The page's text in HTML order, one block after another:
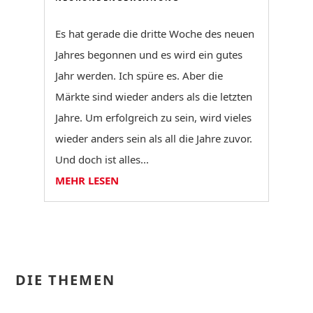
Es hat gerade die dritte Woche des neuen
Jahres begonnen und es wird ein gutes
Jahr werden. Ich spüre es. Aber die
Märkte sind wieder anders als die letzten
Jahre. Um erfolgreich zu sein, wird vieles
wieder anders sein als all die Jahre zuvor.
Und doch ist alles...
MEHR LESEN
DIE THEMEN